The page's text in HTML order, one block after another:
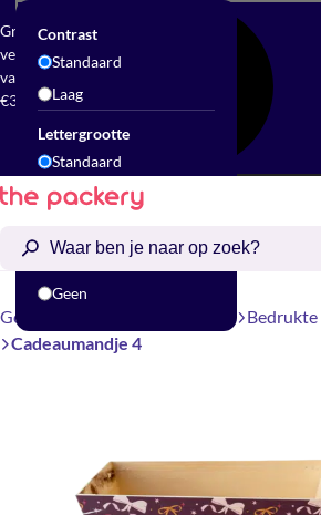
Gratis
verzending
vanaf
€300
Contrast
Standaard
Laag
Lettergrootte
Standaard
Groot
Geen
Geschenkverpakking Mandjes
Cadeaumandje 4